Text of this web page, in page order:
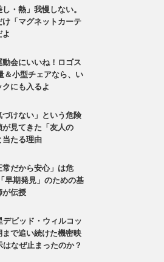
・熱」我慢しない。
け「マグネットカーテ
よ
会にいいね！ロゴス
＆小型チェアなら、い
にも入るよ
づけない」という危険
が見てきた「友人の
当たる理由
常だから安心」は危
早期発見」のための基
が伝授
デビッド・ウィルコッ
まで追い続けた機密映
はなぜ止まったのか？